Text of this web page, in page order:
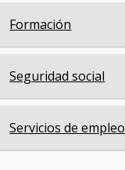
Formación
Seguridad social
Servicios de empleo